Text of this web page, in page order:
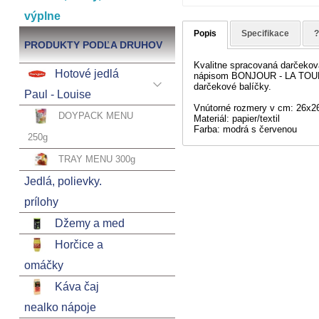
výplne
PRODUKTY PODĽA DRUHOV
Hotové jedlá
Paul - Louise
DOYPACK MENU
250g
TRAY MENU 300g
Jedlá, polievky.
prílohy
Džemy a med
Horčice a
omáčky
Káva čaj
nealko nápoje
Popis Specifikace ?
Kvalitne spracovaná
nápisom BONJOUR - LA
darčekové balíčky.
Vnútorné rozmery v cm:
Materiál: papier/textil
Farba: modrá s červenou